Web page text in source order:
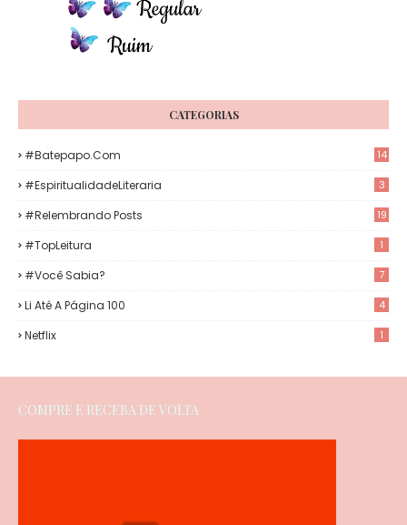
CATEGORIAS
#Batepapo.com 14
#EspiritualidadeLiteraria 3
#Relembrando Posts 19
#TopLeitura 1
#Você Sabia? 7
Li Até A Página 100 4
Netflix 1
COMPRE E RECEBA DE VOLTA